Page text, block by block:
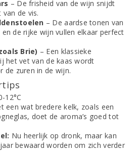
– De frisheid van de wijn snijdt
de vis.
– De aardse tonen van
de rijke wijn vullen elkaar perfect
Brie) – Een klassieke
het vet van de kaas wordt
de zuren in de wijn.
12°C
een wat bredere kelk, zoals een
doet de aroma’s goed tot
Nu heerlijk op dronk, maar kan
bewaard worden om zich verder